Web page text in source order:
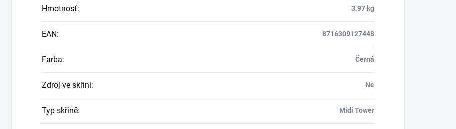
Hmotnosť: 3.97 kg
EAN: 8716309127448
Farba: Černá
Zdroj ve skříni: Ne
Typ skříně: Midi Tower